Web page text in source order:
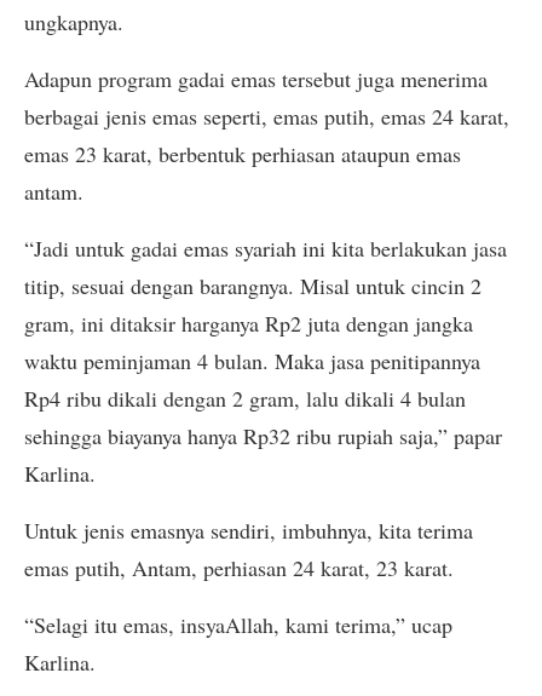
ungkapnya.
Adapun program gadai emas tersebut juga menerima
berbagai jenis emas seperti, emas putih, emas 24 karat,
emas 23 karat, berbentuk perhiasan ataupun emas
antam.
“Jadi untuk gadai emas syariah ini kita berlakukan jasa
titip, sesuai dengan barangnya. Misal untuk cincin 2
gram, ini ditaksir harganya Rp2 juta dengan jangka
waktu peminjaman 4 bulan. Maka jasa penitipannya
Rp4 ribu dikali dengan 2 gram, lalu dikali 4 bulan
sehingga biayanya hanya Rp32 ribu rupiah saja,” papar
Karlina.
Untuk jenis emasnya sendiri, imbuhnya, kita terima
emas putih, Antam, perhiasan 24 karat, 23 karat.
“Selagi itu emas, insyaAllah, kami terima,” ucap
Karlina.